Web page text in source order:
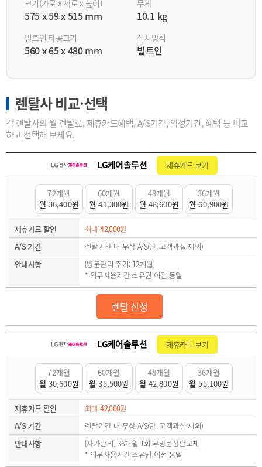
크기(가로 x 세로 x 높이)
575 x 59 x 515 mm
무게
10.1 kg
빌트인 타공크기
560 x 65 x 480 mm
설치방식
빌트인
렌탈사 비교·선택
각 렌탈사의 월 렌탈료, 제휴카드혜택, A/S기간, 약정기간, 혜택 등 비교
하고 선택해 보세요.
LG케어솔루션 제휴카드 보기
72개월
월 36,400원
60개월
월41,300원
48개월
월 48,600원
36개월
월60,900원
제휴카드 할인 최대42,000원
A/S 기간
렌탈기간 내 무상 A/S(단, 고객과실 제외)
안내사항
[방문관리 주기: 12개월]
* 의무사용기간 소유권 이전 동일
렌탈 신청
LG케어솔루션 제휴카드 보기
72개월
월 30,600원
60개월
월35,500원
48개월
월 42,800원
36개월
월55,100원
제휴카드 할인 최대42,000원
A/S 기간
렌탈기간 내 무상 A/S(단, 고객과실 제외)
안내사항
[자가관리] 36개월 1회 무방문상판교체
* 의무사용기간 소유권 이전 동일